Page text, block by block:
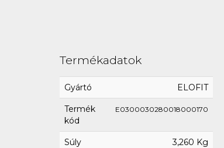
Termékadatok
Gyártó ELOFIT
Termék
kód
E0300030280018000170
Súly 3,260 Kg